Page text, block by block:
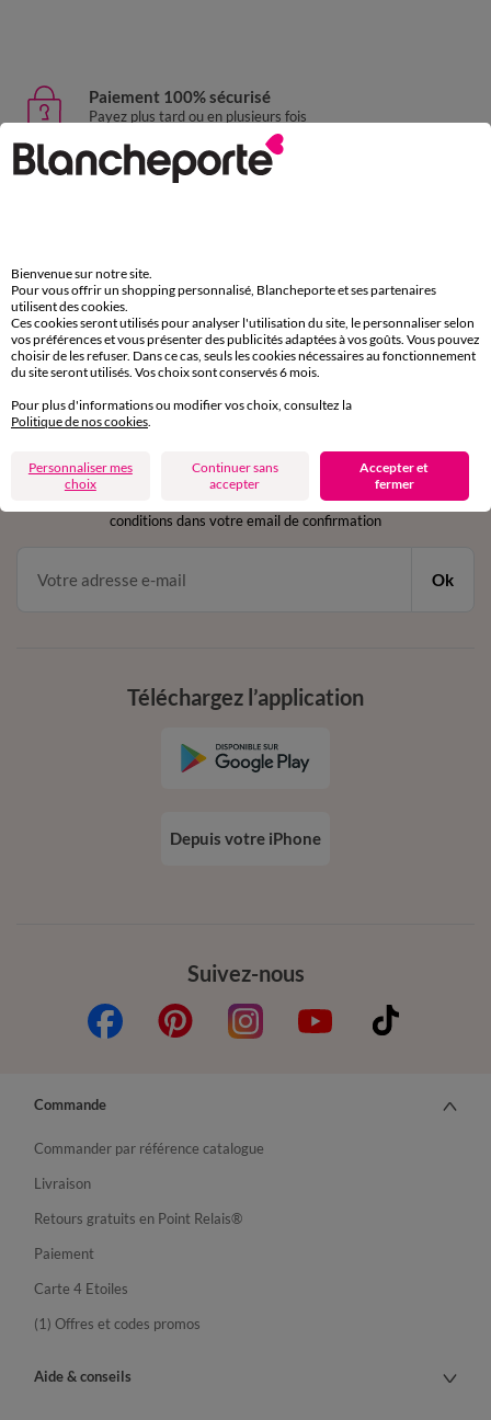
Paiement 100% sécurisé
Payez plus tard ou en plusieurs fois
Livraison express
sous 30 jours avec Mondial Relay uniquement
Service clients
par chat et par téléphone
de 8h00 à 20h00 du lundi au samedi
en vous inscrivant à la newsletter
conditions dans votre email de confirmation
Ok
Suivez-nous
Téléchargez l’application
Depuis votre iPhone
Commande
Commander par référence catalogue
Livraison
Retours gratuits en Point Relais®
Paiement
Carte 4 Etoiles
(1) Offres et codes promos
Aide & conseils
Bienvenue sur notre site.
Pour vous offrir un shopping personnalisé, Blancheporte et ses partenaires
utilisent des cookies.
Ces cookies seront utilisés pour analyser l'utilisation du site, le personnaliser selon
vos préférences et vous présenter des publicités adaptées à vos goûts. Vous pouvez
choisir de les refuser. Dans ce cas, seuls les cookies nécessaires au fonctionnement
du site seront utilisés. Vos choix sont conservés 6 mois.
Pour plus d'informations ou modifier vos choix, consultez la
Politique de nos cookies
Personnaliser mes
choix
Continuer sans
accepter
Accepter et
fermer